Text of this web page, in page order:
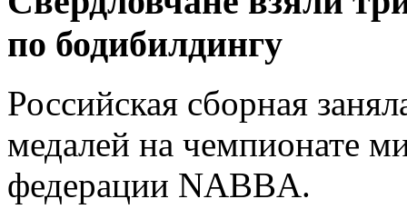
по бодибилдингу
Российская сборная
медалей на чемпионате
федерации NABBA.